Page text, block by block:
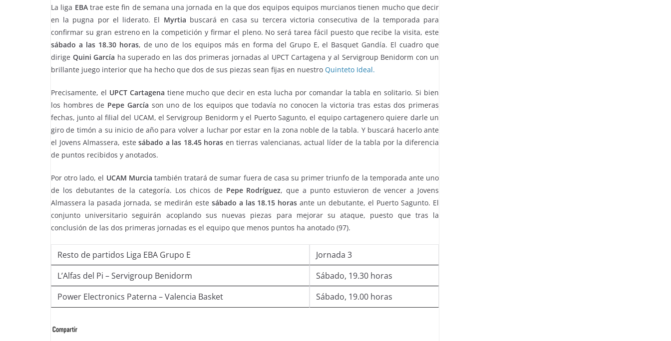
La liga EBAtrae este fin de semana una jornada en la que dos equipos equipos murcianos tienen mucho que decir
en la pugna por el liderato. El Myrtia buscará en casa su tercera victoria consecutiva de la temporada para
confirmar su gran estreno en la competición y firmar el pleno. No será tarea fácil puesto que recibe la visita, este
sábado a las 18.30 horas, de uno de los equipos más en forma del Grupo E, el Basquet Gandía. El cuadro que
dirige Quini García ha superado en las dos primeras jornadas al UPCT Cartagena y al Servigroup Benidorm con un
brillante juego interior que ha hecho que dos de sus piezas sean fijas en nuestro Quinteto Ideal.
Precisamente, el UPCT Cartagena tiene mucho que decir en esta lucha por comandar la tabla en solitario. Si bien
los hombres de Pepe García son uno de los equipos que todavía no conocen la victoria tras estas dos primeras
fechas, junto al filial del UCAM, el Servigroup Benidorm y el Puerto Sagunto, el equipo cartagenero quiere darle un
giro de timón a su inicio de año para volver a luchar por estar en la zona noble de la tabla. Y buscará hacerlo ante
el Jovens Almassera, este sábado a las 18.45 horas en tierras valencianas, actual líder de la tabla por la diferencia
de puntos recibidos y anotados.
Por otro lado, el UCAM Murcia también tratará de sumar fuera de casa su primer triunfo de la temporada ante uno
de los debutantes de la categoría. Los chicos de Pepe Rodríguez, que a punto estuvieron de vencer a Jovens
Almassera la pasada jornada, se medirán este sábado a las 18.15 horas ante un debutante, el Puerto Sagunto. El
conjunto universitario seguirán acoplando sus nuevas piezas para mejorar su ataque, puesto que tras la
conclusión de las dos primeras jornadas es el equipo que menos puntos ha anotado (97).
Resto de partidos Liga EBA Grupo E
Jornada 3
L’Alfas del Pi – Servigroup Benidorm
Sábado, 19.30 horas
Power Electronics Paterna – Valencia Basket
Sábado, 19.00 horas